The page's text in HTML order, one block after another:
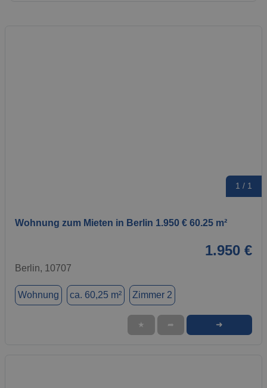
1 / 1
Wohnung zum Mieten in Berlin 1.950 € 60.25 m²
1.950 €
Berlin, 10707
Wohnung ca. 60,25 m² Zimmer 2
★ ➦ ➜